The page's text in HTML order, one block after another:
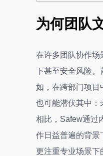
为何团队
在许多团队协作场
下甚至安全风险。
如，在跨部门项目
也可能潜伏其中：
相比，Safew通过
作日益普遍的背
更注重专业场景下